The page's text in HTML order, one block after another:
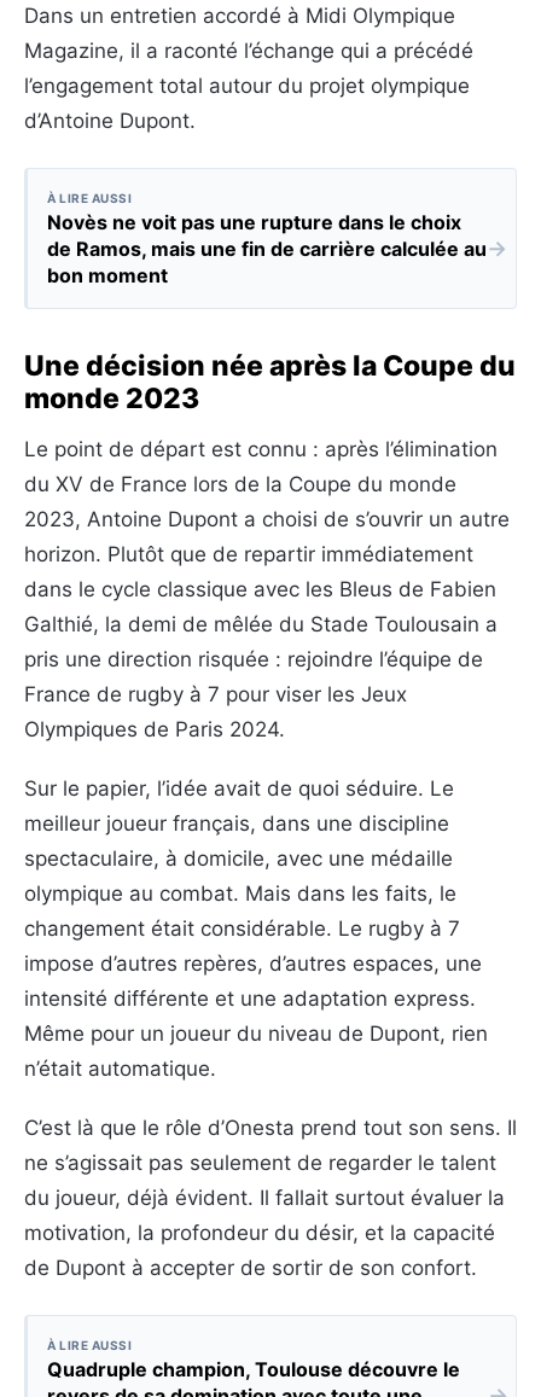
Dans un entretien accordé à Midi Olympique
Magazine, il a raconté l’échange qui a précédé
l’engagement total autour du projet olympique
d’Antoine Dupont.
À LIRE AUSSI
Novès ne voit pas une rupture dans le choix
de Ramos, mais une fin de carrière calculée au
bon moment
→
Une décision née après la Coupe du
monde 2023
Le point de départ est connu : après l’élimination
du XV de France lors de la Coupe du monde
2023, Antoine Dupont a choisi de s’ouvrir un autre
horizon. Plutôt que de repartir immédiatement
dans le cycle classique avec les Bleus de Fabien
Galthié, la demi de mêlée du Stade Toulousain a
pris une direction risquée : rejoindre l’équipe de
France de rugby à 7 pour viser les Jeux
Olympiques de Paris 2024.
Sur le papier, l’idée avait de quoi séduire. Le
meilleur joueur français, dans une discipline
spectaculaire, à domicile, avec une médaille
olympique au combat. Mais dans les faits, le
changement était considérable. Le rugby à 7
impose d’autres repères, d’autres espaces, une
intensité différente et une adaptation express.
Même pour un joueur du niveau de Dupont, rien
n’était automatique.
C’est là que le rôle d’Onesta prend tout son sens. Il
ne s’agissait pas seulement de regarder le talent
du joueur, déjà évident. Il fallait surtout évaluer la
motivation, la profondeur du désir, et la capacité
de Dupont à accepter de sortir de son confort.
À LIRE AUSSI
Quadruple champion, Toulouse découvre le